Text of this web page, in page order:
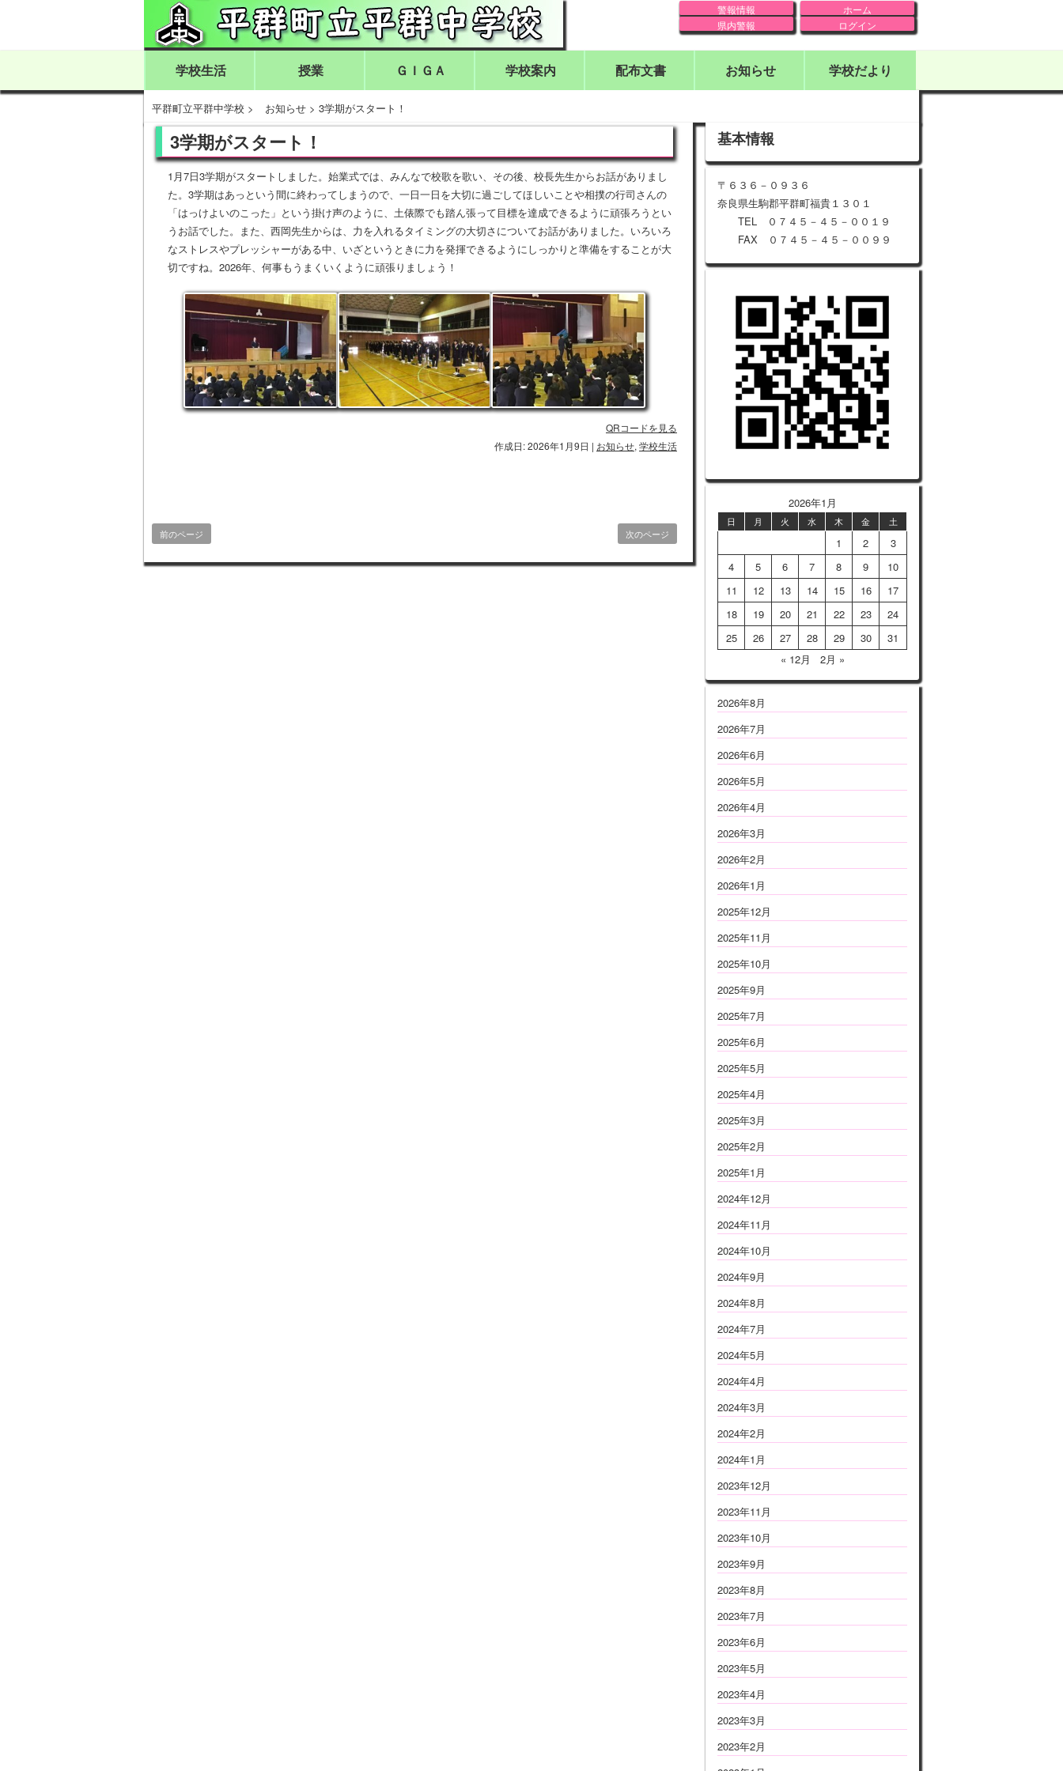
ホーム
ログイン
警報情報
県内警報
学校生活 授業 ＧＩＧＡ 学校案内 配布文書 お知らせ 学校だより
平群町立平群中学校 > お知らせ > 3学期がスタート！
3学期がスタート！
1月7日3学期がスタートしました。始業式では、みんなで校歌を歌い、その後、校長先生からお話がありまし
た。3学期はあっという間に終わってしまうので、一日一日を大切に過ごしてほしいことや相撲の行司さんの
「はっけよいのこった」という掛け声のように、土俵際でも踏ん張って目標を達成できるように頑張ろうとい
うお話でした。また、西岡先生からは、力を入れるタイミングの大切さについてお話がありました。いろいろ
なストレスやプレッシャーがある中、いざというときに力を発揮できるようにしっかりと準備をすることが大
切ですね。2026年、何事もうまくいくように頑張りましょう！
QRコードを見る
作成日: 2026年1月9日 | お知らせ, 学校生活
前のページ 次のページ
基本情報
〒６３６－０９３６
奈良県生駒郡平群町福貴１３０１
TEL ０７４５－４５－００１９
FAX ０７４５－４５－００９９
2026年1月
日 月 火 水 木 金 土
1 2
3
4
5 6 7 8 9
10
11
12 13 14 15 16
17
18
19 20 21 22 23
24
25
26 27 28 29 30
31
« 12月
2月 »
2026年8月
2026年7月
2026年6月
2026年5月
2026年4月
2026年3月
2026年2月
2026年1月
2025年12月
2025年11月
2025年10月
2025年9月
2025年7月
2025年6月
2025年5月
2025年4月
2025年3月
2025年2月
2025年1月
2024年12月
2024年11月
2024年10月
2024年9月
2024年8月
2024年7月
2024年5月
2024年4月
2024年3月
2024年2月
2024年1月
2023年12月
2023年11月
2023年10月
2023年9月
2023年8月
2023年7月
2023年6月
2023年5月
2023年4月
2023年3月
2023年2月